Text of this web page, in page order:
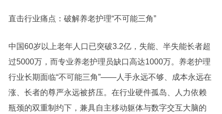
直击行业痛点：破解养老护理“不可能三角”
中国60岁以上老年人口已突破3.2亿，失能、半失能长者超
过5000万，而专业养老护理员缺口高达1000万。养老护理
行业长期面临“不可能三角”——人手永远不够、成本永远在
涨、长者的尊严永远被挤压。在行业硬件孤岛、人力依赖
瓶颈的双重制约下，兼具自主移动躯体与数字交互大脑的